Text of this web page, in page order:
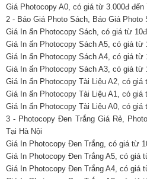
Giá Photocopy A0, có giá từ 3.000đ đến
2 - Báo Giá Photo Sách, Báo Giá Photo
Giá In ấn Photocopy Sách, có giá từ
Giá In ấn Photocopy Sách A5, có giá từ
Giá In ấn Photocopy Sách A4, có giá từ
Giá In ấn Photocopy Sách A3, có giá từ
Giá In ấn Photocopy Tài Liệu A2, có giá
Giá In ấn Photocopy Tài Liệu A1, có
Giá In ấn Photocopy Tài Liệu A0, có
3 - Photocopy Đen Trắng Giá Rẻ,
Tại Hà Nội
Giá In Photocopy Đen Trắng, có giá từ
Giá In Photocopy Đen Trắng A5, có giá
Giá In Photocopy Đen Trắng A4, có giá